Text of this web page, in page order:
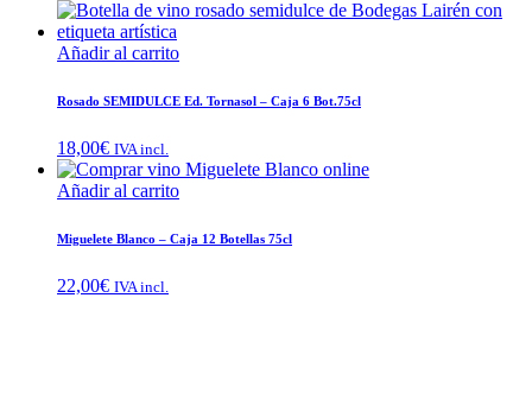
Añadir al carrito
Rosado SEMIDULCE Ed. Tornasol – Caja 6 Bot.75cl
18,00€ IVA incl.
Añadir al carrito
Miguelete Blanco – Caja 12 Botellas 75cl
22,00€ IVA incl.